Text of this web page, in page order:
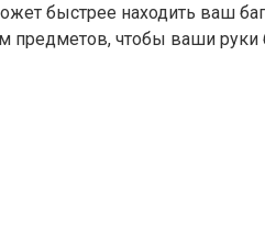
быстрее находить ваш
предметов, чтобы ваши